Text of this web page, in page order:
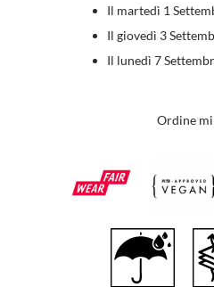
Il martedì 1
Il giovedì 3
Il lunedì 7
Ordine